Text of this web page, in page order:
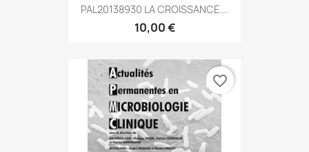
PAL20138930 LA CROISSANCE...
10,00 €
favorite_border